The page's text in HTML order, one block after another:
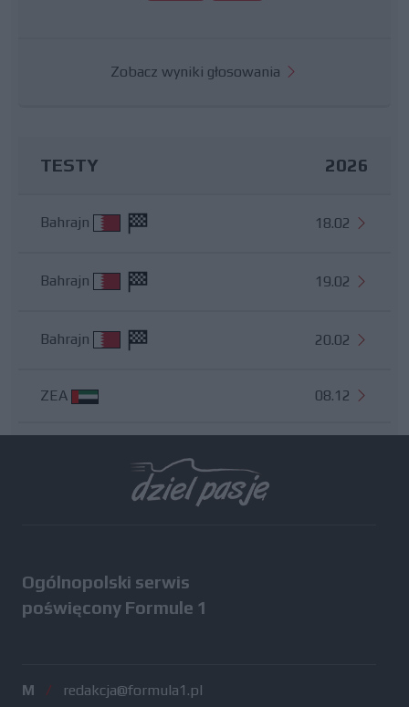
Zobacz wyniki głosowania
TESTY 2026
Bahrajn 18.02
Bahrajn 19.02
Bahrajn 20.02
ZEA 08.12
Ogólnopolski serwis
poświęcony Formule 1
M / redakcja@formula1.pl